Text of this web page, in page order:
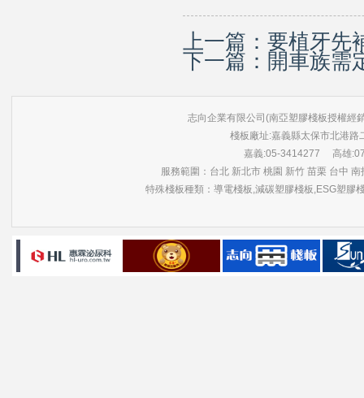
上一篇： 要植牙先
下一篇： 開車族需
志向企業有限公司(南亞塑膠棧板授權經
棧板廠址:嘉義縣太保市北港
嘉義:05-3414277 高雄
服務範圍：台北 新北市 桃園 新竹 苗栗 台中
特殊棧板種類：導電棧板,減碳塑膠棧板,ESG塑膠